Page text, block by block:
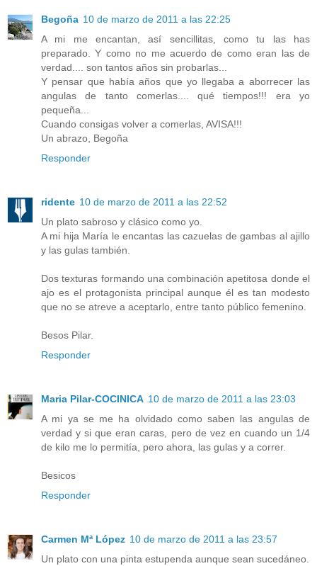
Begoña 10 de marzo de 2011 a las 22:25
A mi me encantan, así sencillitas, como tu las has
preparado. Y como no me acuerdo de como eran las de
verdad.... son tantos años sin probarlas...
Y pensar que había años que yo llegaba a aborrecer las
angulas de tanto comerlas.... qué tiempos!!! era yo
pequeña...
Cuando consigas volver a comerlas, AVISA!!!
Un abrazo, Begoña
Responder
ridente 10 de marzo de 2011 a las 22:52
Un plato sabroso y clásico como yo.
A mi hija María le encantas las cazuelas de gambas al ajillo
y las gulas también.
Dos texturas formando una combinación apetitosa donde el
ajo es el protagonista principal aunque él es tan modesto
que no se atreve a aceptarlo, entre tanto público femenino.
Besos Pilar.
Responder
Maria Pilar-COCINICA 10 de marzo de 2011 a las 23:03
A mi ya se me ha olvidado como saben las angulas de
verdad y si que eran caras, pero de vez en cuando un 1/4
de kilo me lo permitía, pero ahora, las gulas y a correr.
Besicos
Responder
Carmen Mª López 10 de marzo de 2011 a las 23:57
Un plato con una pinta estupenda aunque sean sucedáneo.